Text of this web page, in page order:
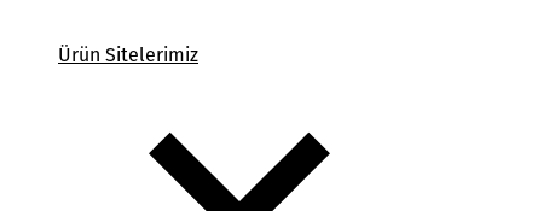
Ürün Sitelerimiz